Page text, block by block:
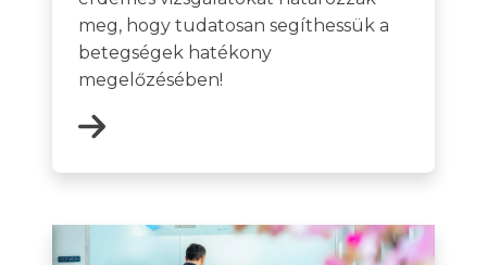
meg, hogy tudatosan segíthessük a
betegségek hatékony
megelőzésében!